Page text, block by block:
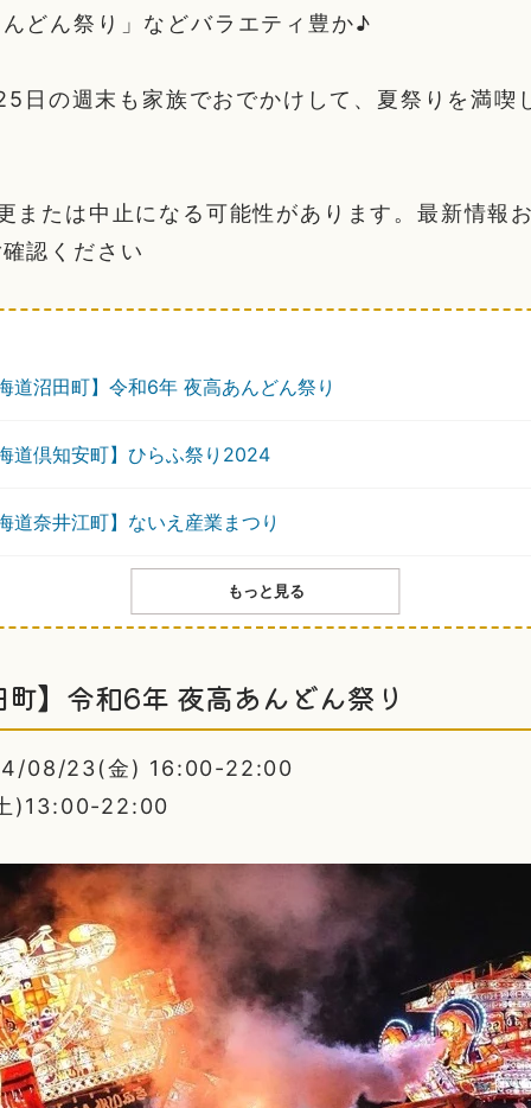
どん祭り」などバラエティ豊か♪
日の週末も家族でおでかけして、夏祭りを満喫
または中止になる可能性があります。最新情報
認ください
道沼田町】令和6年 夜高あんどん祭り
道倶知安町】ひらふ祭り2024
道奈井江町】ないえ産業まつり
もっと見る
】令和6年 夜高あんどん祭り
08/23(金) 16:00-22:00
)13:00-22:00